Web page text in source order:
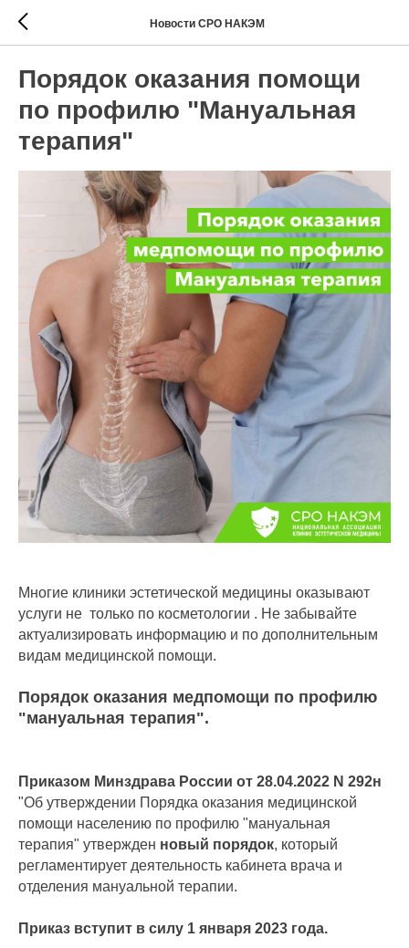
Новости СРО НАКЭМ
Порядок оказания помощи
по профилю "Мануальная
терапия"
Многие клиники эстетической медицины оказывают
услуги не только по косметологии . Не забывайте
актуализировать информацию и по дополнительным
видам медицинской помощи.
Порядок оказания медпомощи по профилю
"мануальная терапия".
Приказом Минздрава России от 28.04.2022 N 292н
"Об утверждении Порядка оказания медицинской
помощи населению по профилю "мануальная
терапия" утвержден новый порядок, который
регламентирует деятельность кабинета врача и
отделения мануальной терапии.
Приказ вступит в силу 1 января 2023 года.